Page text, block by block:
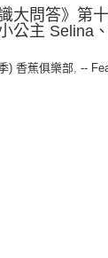
大問答》第
公主 Selina
) 香蕉俱樂部, --